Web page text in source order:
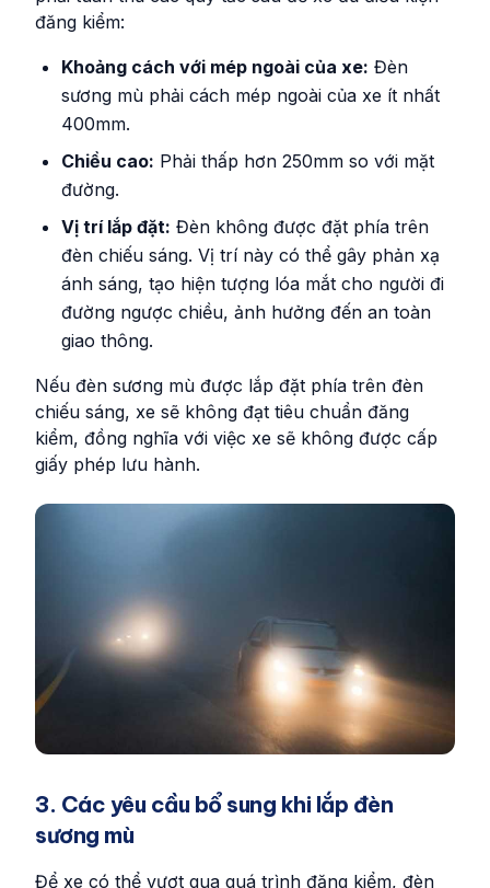
đăng kiểm:
Khoảng cách với mép ngoài của xe: Đèn
sương mù phải cách mép ngoài của xe ít nhất
400mm.
Chiều cao: Phải thấp hơn 250mm so với mặt
đường.
Vị trí lắp đặt: Đèn không được đặt phía trên
đèn chiếu sáng. Vị trí này có thể gây phản xạ
ánh sáng, tạo hiện tượng lóa mắt cho người đi
đường ngược chiều, ảnh hưởng đến an toàn
giao thông.
Nếu đèn sương mù được lắp đặt phía trên đèn
chiếu sáng, xe sẽ không đạt tiêu chuẩn đăng
kiểm, đồng nghĩa với việc xe sẽ không được cấp
giấy phép lưu hành.
3. Các yêu cầu bổ sung khi lắp đèn
sương mù
Để xe có thể vượt qua quá trình đăng kiểm, đèn